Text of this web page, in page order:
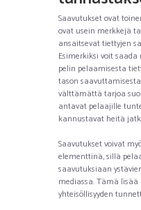
Saavutukset ovat
ovat usein merkkejä
ansaitsevat tiettyjen
Esimerkiksi voit
pelin pelaamisesta
tason
välttämättä tarjoa
antavat pelaajille
kannustavat heitä
Saavutukset voivat
elementtinä, sillä
saavutuksiaan
mediassa. Tämä
yhteisöllisyyden